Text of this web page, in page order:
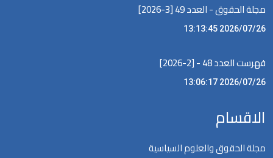
مجلة الحقوق - العدد 49 [3-2026]
2026/07/26 13:13:45
فهرست العدد 48 - [2-2026]
2026/07/26 13:06:17
الاقسام
مجلة الحقوق والعلوم السياسية